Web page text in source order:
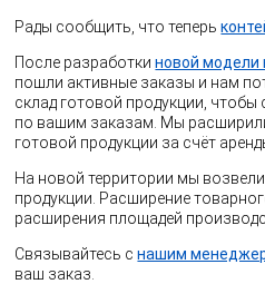
Рады сообщить, что теперь
После разработкиновой модели
пошли активные заказы и нам
склад готовой продукции,
по вашим заказам. Мы
готовой продукции за счёт
На новой территории мы
продукции. Расширение
расширения площадей
Связывайтесь снашим
ваш заказ.